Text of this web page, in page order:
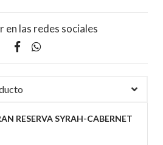
en las redes sociales
RESERVA SYRAH-CABERNET